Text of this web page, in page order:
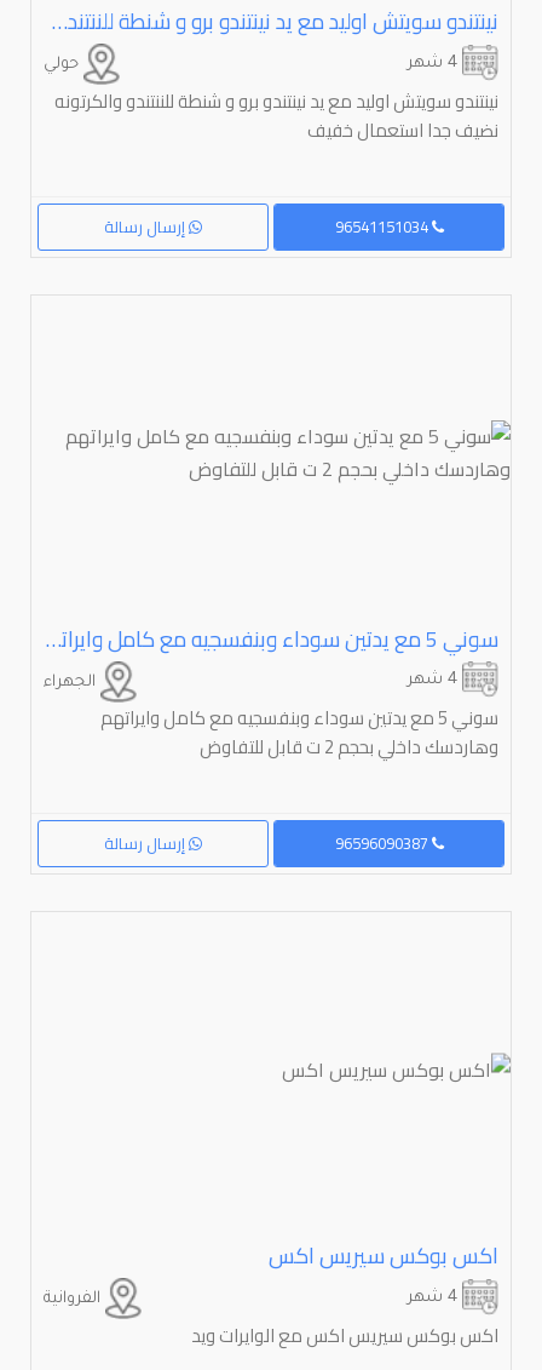
نينتندو سويتش اوليد مع يد نينتندو برو و شنطة للننتندو والكرتونه نضيف جدا استعمال خفيف
حولي
نينتندو سويتش اوليد مع يد نينتندو برو و شنطة للننتندو والكرتونه
نضيف جدا استعمال خفيف
إرسال رسالة 96541151034
سوني ⁦⁦5⁩⁩ مع يدتين سوداء وبنفسجيه مع كامل وايراتهم وهاردسك داخلي بحجم ⁦⁦2⁩⁩ ت قابل للتفاوض
الجهراء
سوني 5 مع يدتين سوداء وبنفسجيه مع كامل وايراتهم
وهاردسك داخلي بحجم 2 ت قابل للتفاوض
إرسال رسالة
اكس بوكس سيريس اكس
الفروانية
اكس بوكس سيريس اكس مع الوايرات ويد